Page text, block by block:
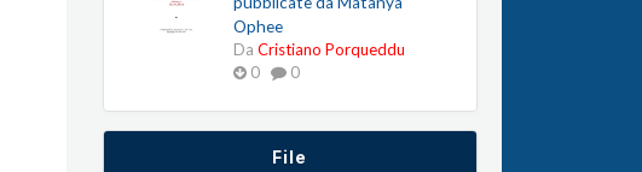
Ophee
Da Cristiano Porqueddu
0
0
File